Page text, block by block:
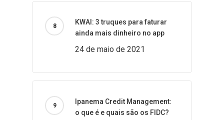
KWAI: 3 truques para faturar
ainda mais dinheiro no app
24 de maio de 2021
Ipanema Credit Management:
o que é e quais são os FIDC?